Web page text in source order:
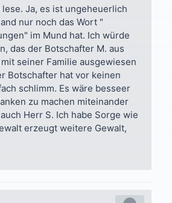
Ja, es ist ungeheuerlich
nur noch das Wort "
im Mund hat. Ich würde
das der Botschafter M. aus
seiner Familie ausgewiesen
Botschafter hat vor keinen
schlimm. Es wäre besseer
zu machen miteinander
Herr S. Ich habe Sorge wie
erzeugt weitere Gewalt,